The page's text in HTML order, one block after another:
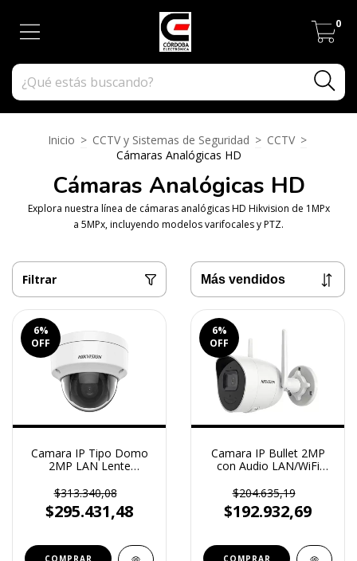
0
Inicio > CCTV y Sistemas de Seguridad > CCTV >
Cámaras Analógicas HD
Cámaras Analógicas HD
Explora nuestra línea de cámaras analógicas HD Hikvision de 1MPx
a 5MPx, incluyendo modelos varifocales y PTZ.
Filtrar
6%
OFF
Camara IP Tipo Domo
2MP LAN Lente
DS2CD1723G1I
$313.340,08
$295.431,48
6%
OFF
Camara IP Bullet 2MP
con Audio LAN/WiFi
DVR) DS2CV2021G2IDW
$204.635,19
$192.932,69